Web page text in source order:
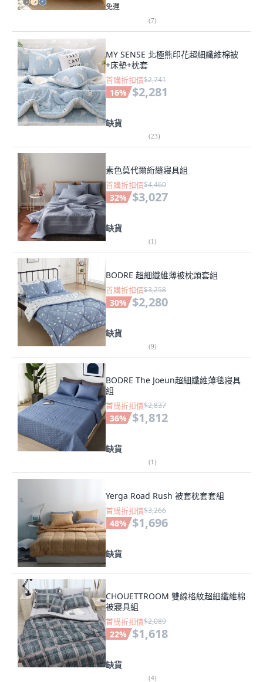
免運
(7)
MY SENSE 北極熊印花超細纖維棉被
+床墊+枕套
首購折扣價$2,741
16% $2,281
缺貨
(23)
素色莫代爾絎縫寢具組
首購折扣價$4,460
32% $3,027
缺貨
(1)
BODRE 超細纖維薄被枕頭套組
首購折扣價$3,258
30% $2,280
缺貨
(9)
BODRE The Joeun超細纖維薄毯寢具
組
首購折扣價$2,837
36% $1,812
缺貨
(1)
Yerga Road Rush 被套枕套套組
首購折扣價$3,266
48% $1,696
缺貨
CHOUETTROOM 雙線格紋超細纖維棉
被寢具組
首購折扣價$2,089
22% $1,618
缺貨
(4)